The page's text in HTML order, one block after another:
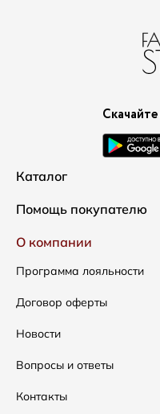
Каталог
Новинки
Одежда
Сумки
Аксессуары
Распродажа
Подарочные сертификаты
Помощь покупателю
Доставка и оплата
Как оформить заказ
Условия возвратов
Таблица размеров
Уход за одеждой
О компании
Программа лояльности
Договор оферты
Новости
Вопросы и ответы
Контакты